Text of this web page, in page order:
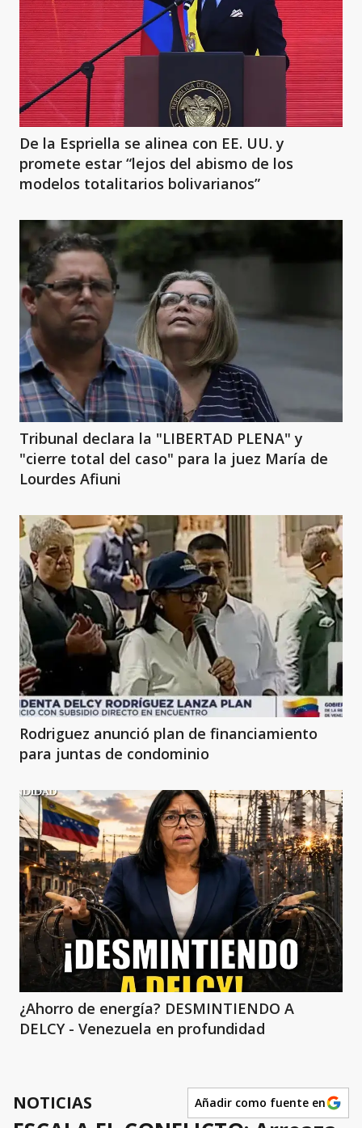
De la Espriella se alinea con EE. UU. y
promete estar “lejos del abismo de los
modelos totalitarios bolivarianos”
Tribunal declara la "LIBERTAD PLENA" y
"cierre total del caso" para la juez María de
Lourdes Afiuni
Rodriguez anunció plan de financiamiento
para juntas de condominio
¿Ahorro de energía? DESMINTIENDO A
DELCY - Venezuela en profundidad
NOTICIAS Añadir como fuente en